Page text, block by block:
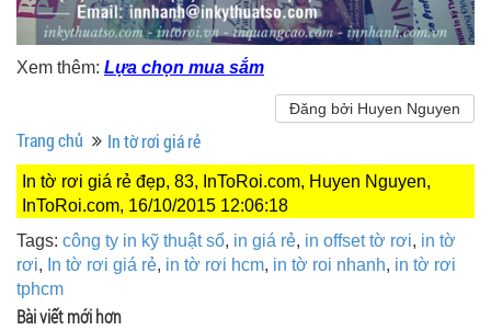
Xem thêm: Lựa chọn mua sắm
Đăng bởi Huyen Nguyen
Trang chủ In tờ rơi giá rẻ
In tờ rơi giá rẻ đẹp, 83, InToRoi.com, Huyen Nguyen,
InToRoi.com, 16/10/2015 12:06:18
Tags: công ty in kỹ thuật số, in giá rẻ, in offset tờ rơi, in tờ
rơi, In tờ rơi giá rẻ, in tờ rơi hcm, in tờ roi nhanh, in tờ rơi
tphcm
Bài viết mới hơn